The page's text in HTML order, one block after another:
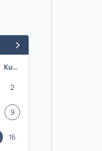
Επόμενος Μήνας
Κυριακή
2
9
16